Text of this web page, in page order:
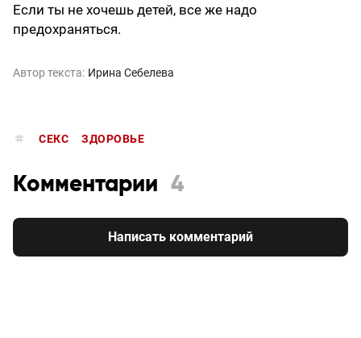
Если ты не хочешь детей, все же надо
предохраняться.
Автор текста: Ирина Себелева
СЕКС ЗДОРОВЬЕ
Комментарии 4
Написать комментарий